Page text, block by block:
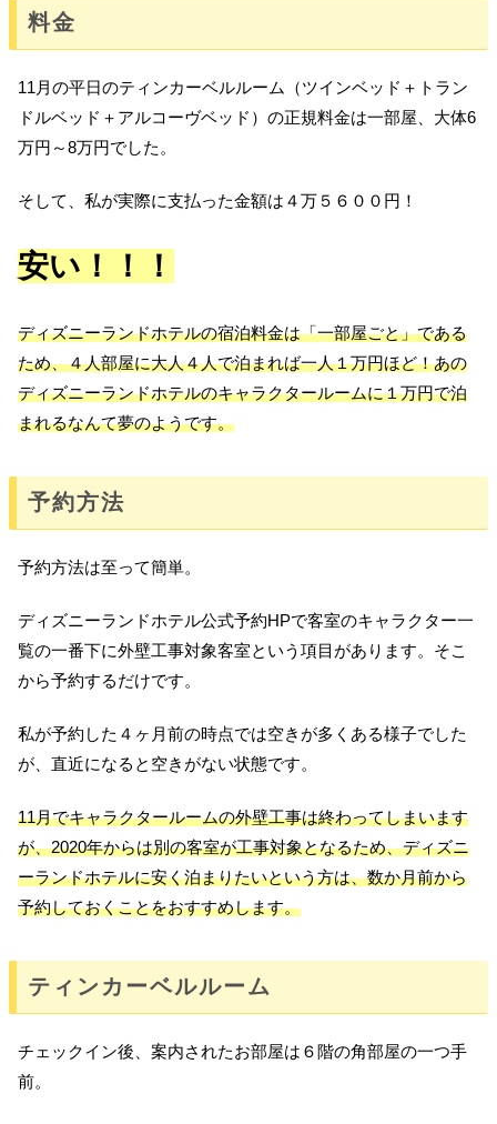
料金
11月の平日のティンカーベルルーム（ツインベッド＋トラン
ドルベッド＋アルコーヴベッド）の正規料金は一部屋、大体6
万円～8万円でした。
そして、私が実際に支払った金額は４万５６００円！
安い！！！
ディズニーランドホテルの宿泊料金は「一部屋ごと」である
ため、４人部屋に大人４人で泊まれば一人１万円ほど！あの
ディズニーランドホテルのキャラクタールームに１万円で泊
まれるなんて夢のようです。
予約方法
予約方法は至って簡単。
ディズニーランドホテル公式予約HPで客室のキャラクター一
覧の一番下に外壁工事対象客室という項目があります。そこ
から予約するだけです。
私が予約した４ヶ月前の時点では空きが多くある様子でした
が、直近になると空きがない状態です。
11月でキャラクタールームの外壁工事は終わってしまいます
が、2020年からは別の客室が工事対象となるため、ディズニ
ーランドホテルに安く泊まりたいという方は、数か月前から
予約しておくことをおすすめします。
ティンカーベルルーム
チェックイン後、案内されたお部屋は６階の角部屋の一つ手
前。